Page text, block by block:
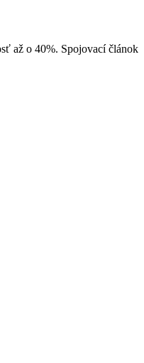
až o 40%. Spojovací článok